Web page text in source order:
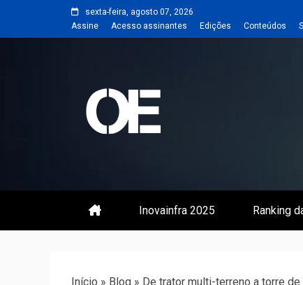
sexta-feira, agosto 07, 2026
Assine
Acesso assinantes Edições Conteúdos
Revista |
Inovainfra 2025 Ranking
Início » Blog » De trator multi-terreno a torre